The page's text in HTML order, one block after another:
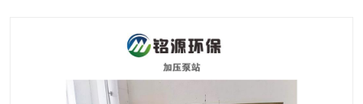
液动限流闸门
加压泵房/灌溉泵房 一体化预制泵站